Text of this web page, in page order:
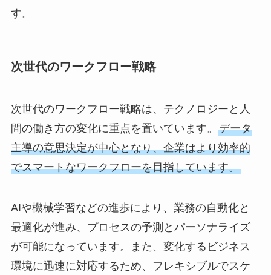
す。
次世代のワークフロー戦略
次世代のワークフロー戦略は、テクノロジーと人
間の働き方の変化に重点を置いています。 データ
主導の意思決定が中心となり、企業はより効率的
でスマートなワークフローを目指しています。
AIや機械学習などの進歩により、業務の自動化と
最適化が進み、プロセスの予測とパーソナライズ
が可能になっています。また、変化するビジネス
環境に迅速に対応するため、フレキシブルでスケ